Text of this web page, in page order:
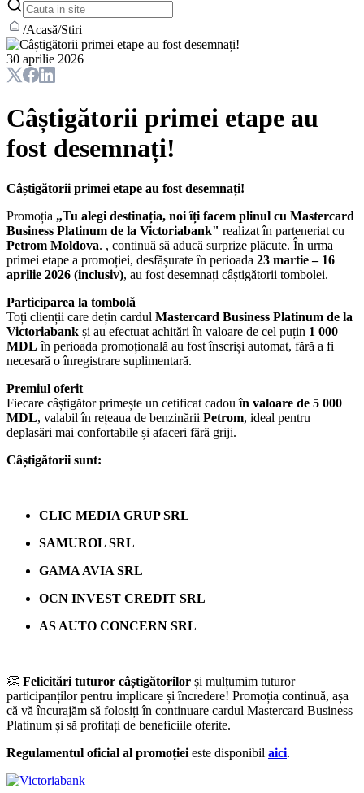
/Acasă/Stiri
30 aprilie 2026
Câștigătorii primei etape au
fost desemnați!
Câștigătorii primei etape au fost desemnați!
Promoția „Tu alegi destinația, noi îți facem plinul cu Mastercard
Business Platinum de la Victoriabank" realizat în parteneriat cu
Petrom Moldova. , continuă să aducă surprize plăcute. În urma
primei etape a promoției, desfășurate în perioada 23 martie – 16
aprilie 2026 (inclusiv), au fost desemnați câștigătorii tombolei.
Participarea la tombolă
Toți clienții care dețin cardul Mastercard Business Platinum de la
Victoriabank și au efectuat achitări în valoare de cel puțin 1 000
MDL în perioada promoțională au fost înscriși automat, fără a fi
necesară o înregistrare suplimentară.
Premiul oferit
Fiecare câștigător primește un cetificat cadou în valoare de 5 000
MDL, valabil în rețeaua de benzinării Petrom, ideal pentru
deplasări mai confortabile și afaceri fără griji.
Câștigătorii sunt:
CLIC MEDIA GRUP SRL
SAMUROL SRL
GAMA AVIA SRL
OCN INVEST CREDIT SRL
AS AUTO CONCERN SRL
👏 Felicitări tuturor câștigătorilor și mulțumim tuturor
participanților pentru implicare și încredere! Promoția continuă, așa
că vă încurajăm să folosiți în continuare cardul Mastercard Business
Platinum și să profitați de beneficiile oferite.
Regulamentul oficial al promoției este disponibil aici.